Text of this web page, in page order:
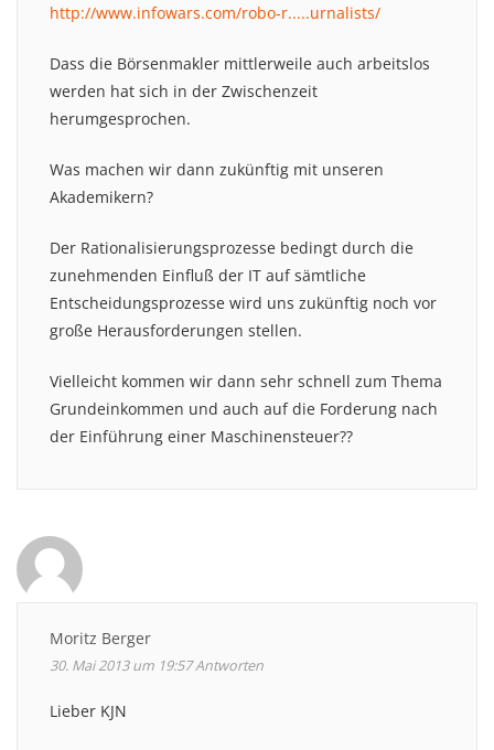
http://www.infowars.com/robo-r.....urnalists/
Dass die Börsenmakler mittlerweile auch arbeitslos
werden hat sich in der Zwischenzeit
herumgesprochen.
Was machen wir dann zukünftig mit unseren
Akademikern?
Der Rationalisierungsprozesse bedingt durch die
zunehmenden Einfluß der IT auf sämtliche
Entscheidungsprozesse wird uns zukünftig noch vor
große Herausforderungen stellen.
Vielleicht kommen wir dann sehr schnell zum Thema
Grundeinkommen und auch auf die Forderung nach
der Einführung einer Maschinensteuer??
Moritz Berger
30. Mai 2013 um 19:57Antworten
Lieber KJN